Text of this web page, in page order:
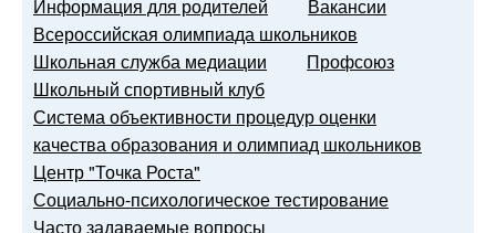
Информация для родителей
Вакансии
Всероссийская олимпиада школьников
Школьная служба медиации
Профсоюз
Школьный спортивный клуб
Система объективности процедур оценки
качества образования и олимпиад школьников
Центр "Точка Роста"
Социально-психологическое тестирование
Часто задаваемые вопросы